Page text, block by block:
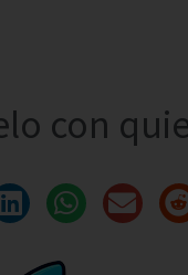
con